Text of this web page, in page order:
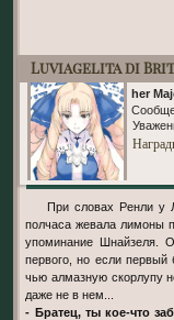
Luviagelita di
her
При словах Ренли у Лувии на лице появился такой вид, будто она
полчаса жевала лимоны
упоминание Шнайзеля.
первого, но если первый
чью алмазную скорлупу
даже не в нем...
- Братец, ты кое-что